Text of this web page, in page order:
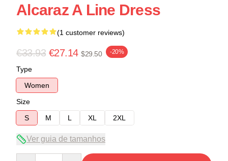
Alcaraz A Line Dress
(1 customer reviews)
€33.93 €27.14 $29.50 -20%
Type
Women
Size
S
M L XL 2XL
Ver guia de tamanhos